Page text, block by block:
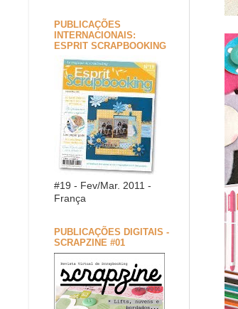
PUBLICAÇÕES
INTERNACIONAIS:
ESPRIT SCRAPBOOKING
#19 - Fev/Mar. 2011 -
França
PUBLICAÇÕES DIGITAIS -
SCRAPZINE #01